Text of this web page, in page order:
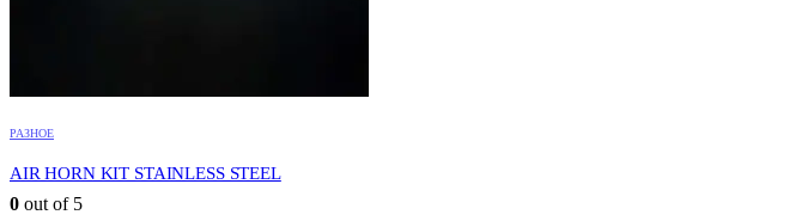
РАЗНОЕ
AIR HORN KIT STAINLESS STEEL
0 out of 5